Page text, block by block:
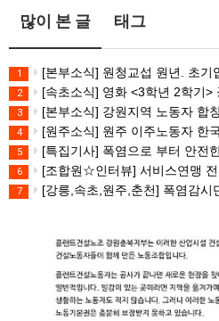
많이 본 글 태그
1 [본부소식] 원청교섭 원년. 초기업교섭 돌파! 모든 노동
2 [속초소식] 영화 <3학년 2학기>
3 [본부소식] 강원지역 노동자 합
4 [원주소식] 원주 이주노동자 한
5 [특집기사] 폭염으로 부터 안전
6 [조합원☆인터뷰] 서비스연맹 전국학교비정
7 [강릉,속초,원주,춘천] 폭염감시